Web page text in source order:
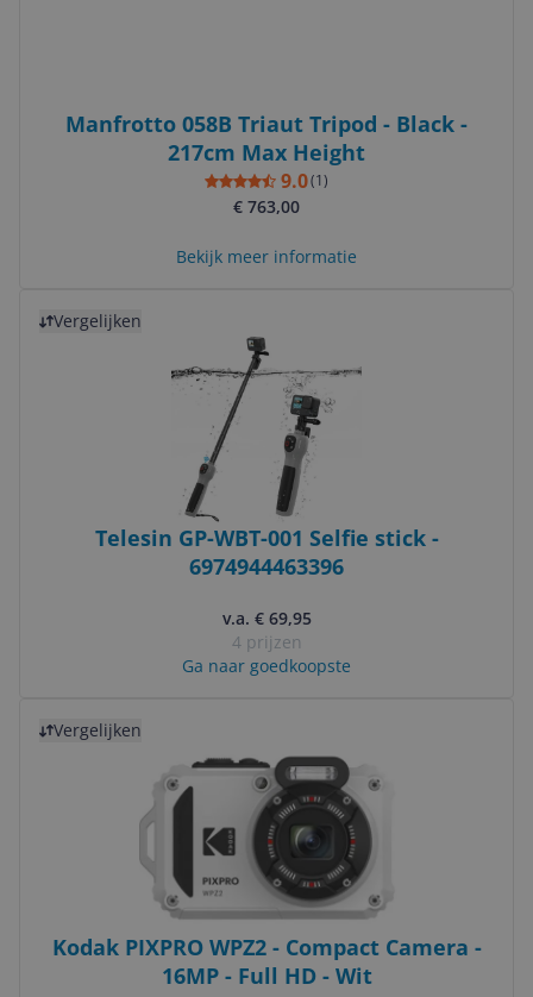
Manfrotto 058B Triaut Tripod - Black -
217cm Max Height
9.0(1)
€ 763,00
Bekijk meer informatie
Vergelijken
Telesin GP-WBT-001 Selfie stick -
6974944463396
v.a. € 69,95
4 prijzen
Ga naar goedkoopste
Vergelijken
Kodak PIXPRO WPZ2 - Compact Camera -
16MP - Full HD - Wit